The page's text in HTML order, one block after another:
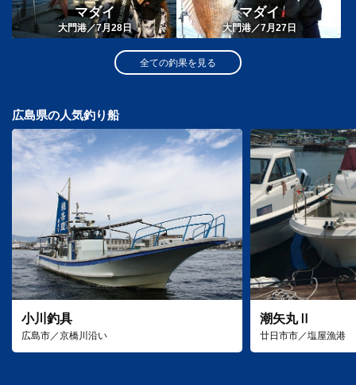
マダイ
大門港／7月28日
マダイ
大門港／7月27日
全ての釣果を見る
広島県の人気釣り船
小川釣具
広島市／京橋川沿い
潮矢丸Ⅱ
廿日市市／塩屋漁港